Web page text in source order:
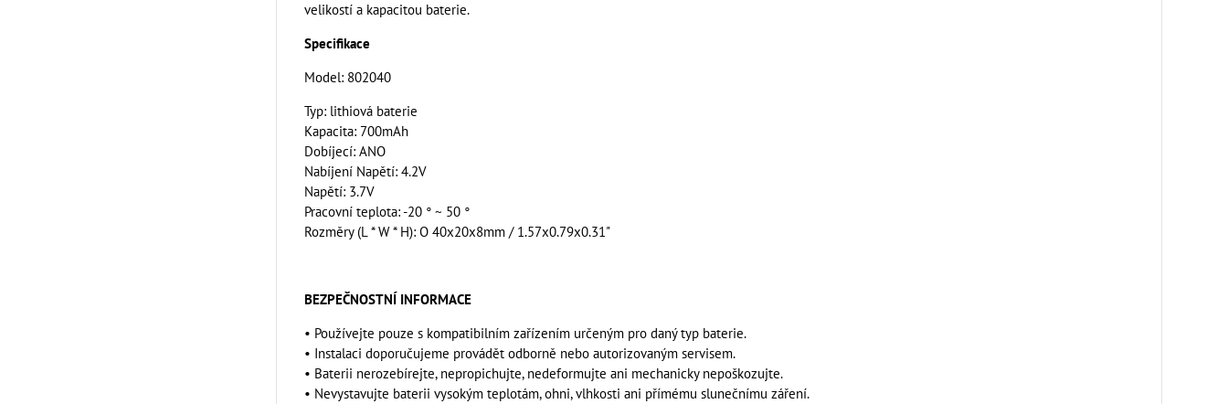
velikostí a kapacitou baterie.
Specifikace
Model: 802040
Typ: lithiová baterie
Kapacita: 700mAh
Dobíjecí: ANO
Nabíjení Napětí: 4.2V
Napětí: 3.7V
Pracovní teplota: -20 ° ~ 50 °
Rozměry (L * W * H): O 40x20x8mm / 1.57x0.79x0.31"
BEZPEČNOSTNÍ INFORMACE
• Používejte pouze s kompatibilním zařízením určeným pro daný typ baterie.
• Instalaci doporučujeme provádět odborně nebo autorizovaným servisem.
• Baterii nerozebírejte, nepropichujte, nedeformujte ani mechanicky nepoškozujte.
• Nevystavujte baterii vysokým teplotám, ohni, vlhkosti ani přímému slunečnímu záření.